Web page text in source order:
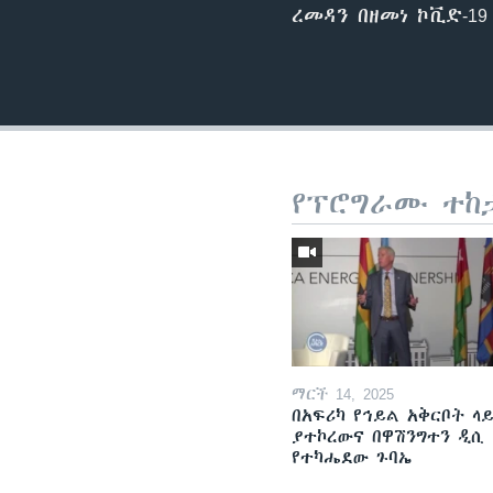
ረመዳን በዘመነ ኮቪድ-19
የፕሮግራሙ
ማርች 14, 2025
በአፍሪካ የኅይል አቅርቦት
ያተኮረውና በዋሽንግተን ዲሲ
የተካሔደው ጉባኤ